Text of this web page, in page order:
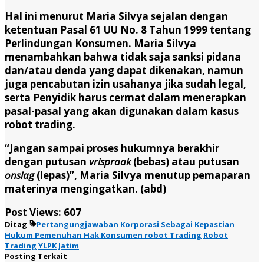
Hal ini menurut Maria Silvya sejalan dengan
ketentuan Pasal 61 UU No. 8 Tahun 1999 tentang
Perlindungan Konsumen. Maria Silvya
menambahkan bahwa tidak saja sanksi pidana
dan/atau denda yang dapat dikenakan, namun
juga pencabutan izin usahanya jika sudah legal,
serta Penyidik harus cermat dalam menerapkan
pasal-pasal yang akan digunakan dalam kasus
robot trading.
“Jangan sampai proses hukumnya berakhir
dengan putusan vrispraak(bebas) atau putusan
onslag(lepas)”, Maria Silvya menutup pemaparan
materinya mengingatkan. (abd)
Post Views: 607
Ditag
Pertangungjawaban Korporasi Sebagai Kepastian
Hukum Pemenuhan Hak Konsumen robot Trading Robot
Trading YLPK Jatim
Posting Terkait